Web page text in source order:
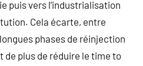
puis vers l’industrialisation
Cela écarte, entre
phases de réinjection
de plus de réduire le time to